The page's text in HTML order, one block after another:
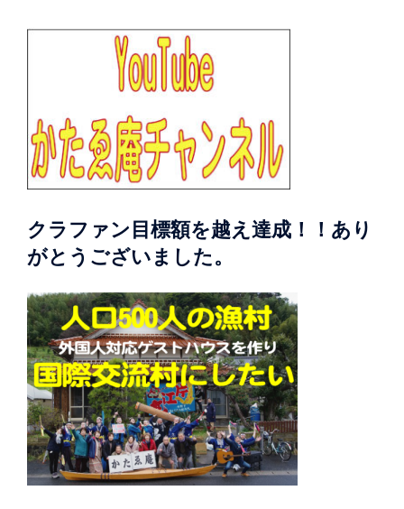
クラファン目標額を越え達成！！あり
がとうございました。